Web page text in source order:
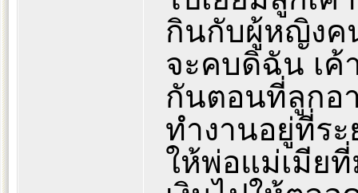
กินกับผู้หญิงค
จะคบดิฉัน เค้
กันตอนที่ลูกอ
ทำงานอยู่ที่ร
ให้พ่อแม่เมียที่